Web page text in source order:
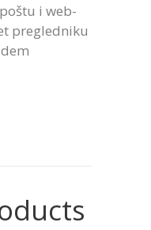
i web-
pregledniku